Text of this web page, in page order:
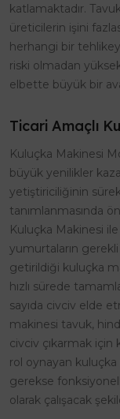
katlamaktadır.
üreticilerin işini
herhangi bir
riski olmadan
elbette büyük bir
Ticari Amaçlı
Kuluçka Makinesi
büyük yenilikler
yetiştiriciliğinin
tanımlanmasında
Kuluçka Makinesi
yumurtaların gerekli
getirildiği kuluçka
hızlı sürede
sayıda civciv elde
makinesi tavuk,
civciv çıkarmak için
rol oynayan kuluçka
gerekse
olarak çalışacak